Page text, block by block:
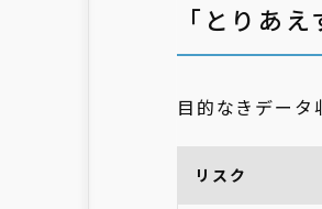
「とりあ
目的なきデータ
リスク